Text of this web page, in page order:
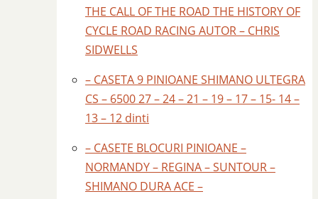
THE CALL OF THE ROAD THE HISTORY OF
CYCLE ROAD RACING AUTOR – CHRIS
SIDWELLS
– CASETA 9 PINIOANE SHIMANO ULTEGRA
CS – 6500 27 – 24 – 21 – 19 – 17 – 15- 14 –
13 – 12 dinti
– CASETE BLOCURI PINIOANE –
NORMANDY – REGINA – SUNTOUR –
SHIMANO DURA ACE –